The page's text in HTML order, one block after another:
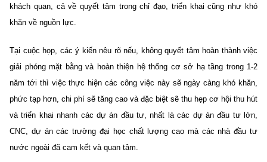
khách quan, cả về quyết tâm trong chỉ đạo, triển khai cũng như khó
khăn về nguồn lực.
Tại cuộc họp, các ý kiến nêu rõ nếu, không quyết tâm hoàn thành việc
giải phóng mặt bằng và hoàn thiện hệ thống cơ sở hạ tầng trong 1-2
năm tới thì việc thực hiện các công việc này sẽ ngày càng khó khăn,
phức tạp hơn, chi phí sẽ tăng cao và đặc biệt sẽ thu hẹp cơ hội thu hút
và triển khai nhanh các dự án đầu tư, nhất là các dự án đầu tư lớn,
CNC, dự án các trường đại học chất lượng cao mà các nhà đầu tư
nước ngoài đã cam kết và quan tâm.